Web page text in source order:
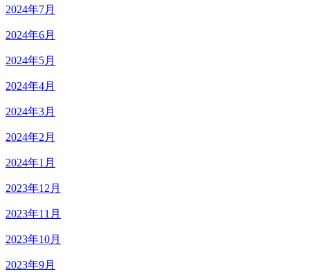
2024年7月
2024年6月
2024年5月
2024年4月
2024年3月
2024年2月
2024年1月
2023年12月
2023年11月
2023年10月
2023年9月